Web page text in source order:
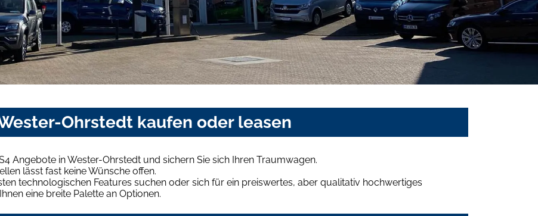
Ohrstedt kaufen oder leasen
Angebote in Wester-Ohrstedt und sichern Sie sich Ihren Traumwagen.
lässt fast keine Wünsche offen.
technologischen Features suchen oder sich für ein preiswertes, aber qualitativ hochwertiges
eine breite Palette an Optionen.